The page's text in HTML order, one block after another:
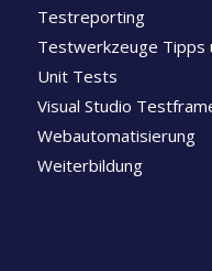
Testreporting
Testwerkzeuge Tipps
Unit Tests
Visual Studio
Webautomatisierung
Weiterbildung